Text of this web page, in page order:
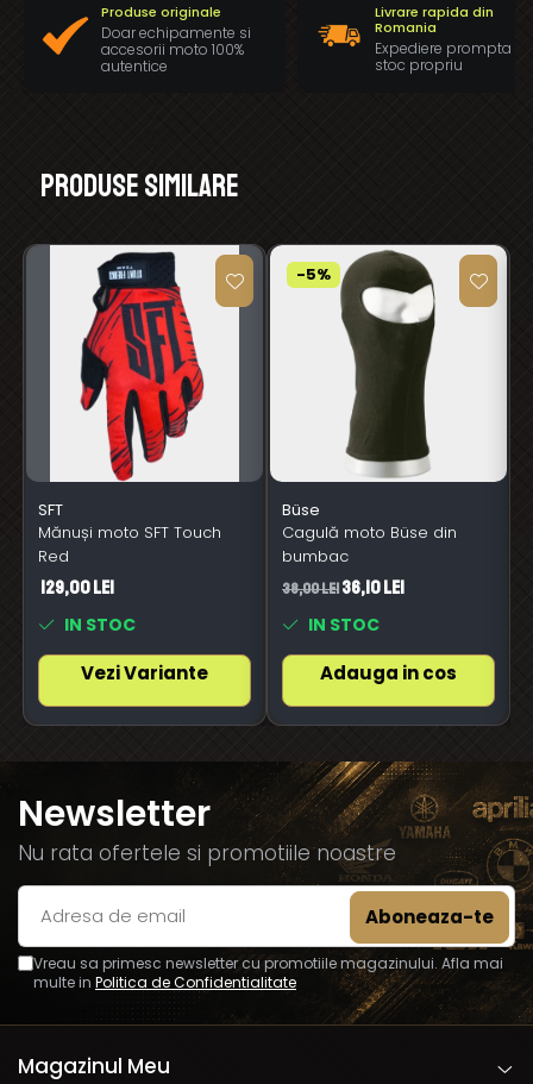
Produse originale
Doar echipamente si
accesorii moto 100%
autentice
Livrare rapida din
Romania
Expediere prompta
stoc propriu
Produse similare
SFT
Mănuși moto SFT Touch
Red
129,00 Lei
IN STOC
Vezi Variante
-5%
Büse
Cagulă moto Büse din
bumbac
38,00 Lei36,10 Lei
IN STOC
Adauga in cos
Newsletter
Nu rata ofertele si promotiile noastre
Vreau sa primesc newsletter cu promotiile magazinului. Afla mai
multe in Politica de Confidentialitate
Magazinul Meu